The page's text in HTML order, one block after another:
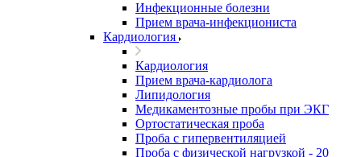
Инфекционные болезни
Прием врача-инфекциониста
Кардиология
Кардиология
Прием врача-кардиолога
Липидология
Медикаментозные пробы при ЭКГ
Ортостатическая проба
Проба с гипервентиляцией
Проба с физической нагрузкой - 20